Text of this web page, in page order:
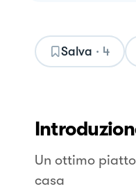
Salva · 4
Un ottimo
casa